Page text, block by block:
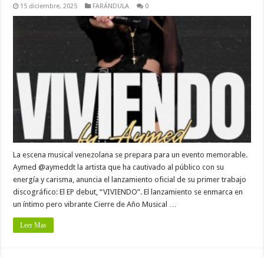
15 diciembre, 2025 FARÁNDULA 0
La escena musical venezolana se prepara para un evento memorable.
Aymed @aymeddt la artista que ha cautivado al público con su
energía y carisma, anuncia el lanzamiento oficial de su primer trabajo
discográfico: El EP debut, “VIVIENDO”. El lanzamiento se enmarca en
un íntimo pero vibrante Cierre de Año Musical …
Leer Mas